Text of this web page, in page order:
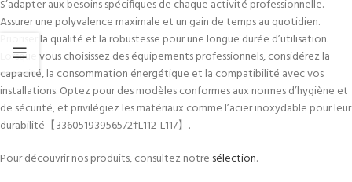
S’adapter aux besoins spécifiques de chaque activité professionnelle.
Assurer une polyvalence maximale et un gain de temps au quotidien.
Prioriser la qualité et la robustesse pour une longue durée d’utilisation.
Lorsque vous choisissez des équipements professionnels, considérez la
capacité, la consommation énergétique et la compatibilité avec vos
installations. Optez pour des modèles conformes aux normes d’hygiène et
de sécurité, et privilégiez les matériaux comme l’acier inoxydable pour leur
durabilité【33605193956572†L112-L117】.
Pour découvrir nos produits, consultez notre sélection.